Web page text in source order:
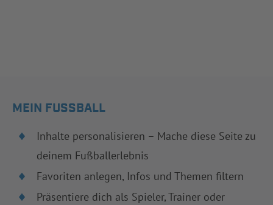
MEIN FUSSBALL
Inhalte personalisieren – Mache diese Seite zu
deinem Fußballerlebnis
Favoriten anlegen, Infos und Themen filtern
Präsentiere dich als Spieler, Trainer oder